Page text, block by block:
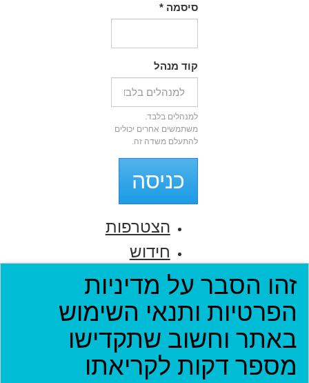
סיסמה*
קוד מנהל
למנהלים בלבד.
משתמשים אחרים יכולים
להתעלם משדה זה.
כניסה
הצטרפות
חידוש
סיסמה
זהו הסבר על מדיניות
הפרטיות ותנאי השימוש
באתר וחשוב שתקדישו
מספר דקות לקריאתו
קהילות